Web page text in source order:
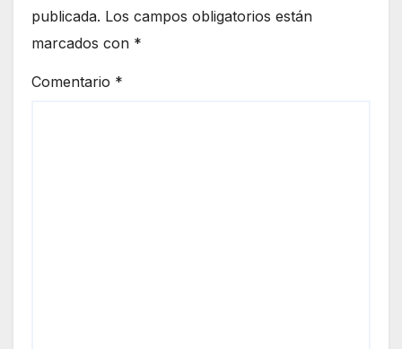
publicada. Los campos obligatorios están
marcados con *
Comentario *